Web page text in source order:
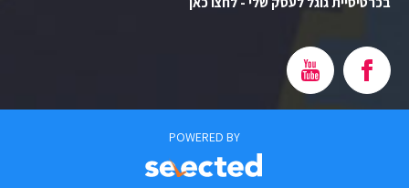
POWERED BY